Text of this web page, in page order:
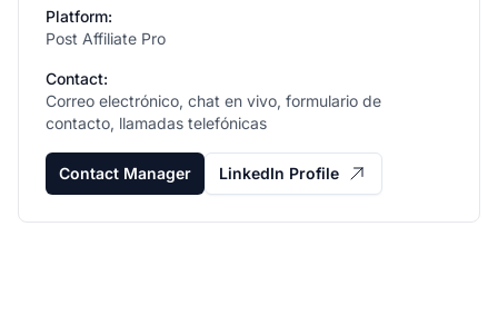
Platform:
Post Affiliate Pro
Contact:
Correo electrónico, chat en vivo, formulario de
contacto, llamadas telefónicas
Contact Manager LinkedIn Profile